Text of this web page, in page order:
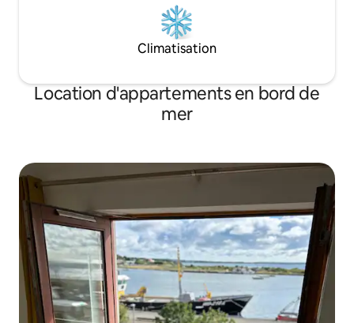
vous aurez une intimité totale ! Plage
sûre pour la baignade, un chien propre
et dressé est le bienvenu, mais veuillez
m'informer si vous amenez votre
Climatisation
Location d'appartements en bord de
mer